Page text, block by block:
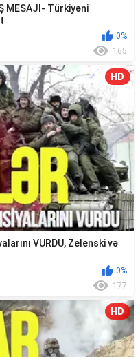
MESAJI- Türkiyəni
0%
165
HD
VURDU, Zelenski və
0%
177
HD